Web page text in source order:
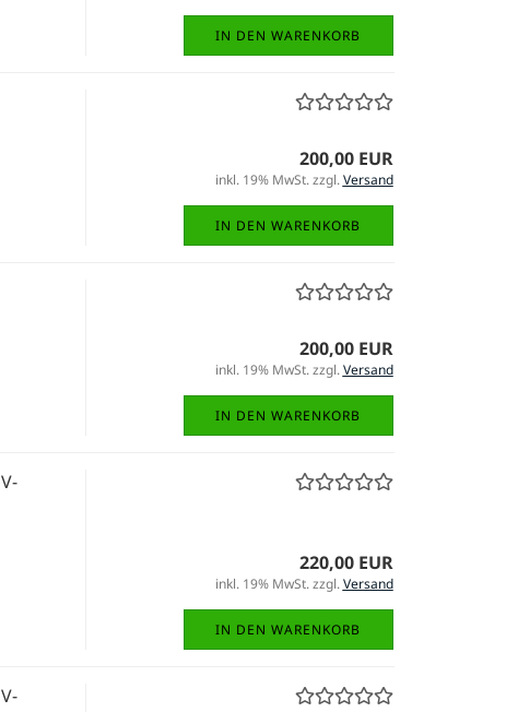
IN DEN WARENKORB
200,00 EUR
inkl. 19% MwSt. zzgl.Versand
IN DEN WARENKORB
200,00 EUR
inkl. 19% MwSt. zzgl.Versand
IN DEN WARENKORB
220,00 EUR
inkl. 19% MwSt. zzgl.Versand
IN DEN WARENKORB